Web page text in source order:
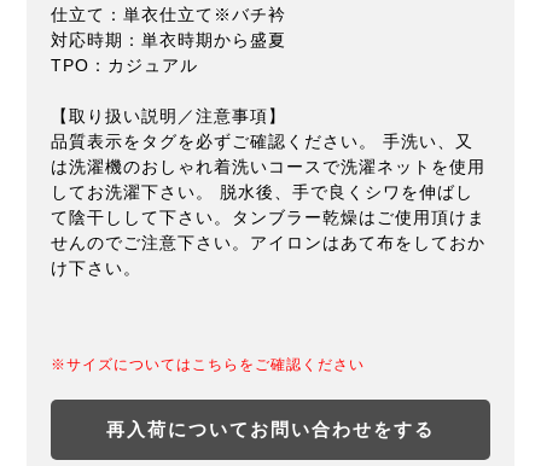
仕立て：単衣仕立て※バチ衿
対応時期：単衣時期から盛夏
TPO：カジュアル
【取り扱い説明／注意事項】
品質表示をタグを必ずご確認ください。 手洗い、又
は洗濯機のおしゃれ着洗いコースで洗濯ネットを使用
してお洗濯下さい。 脱水後、手で良くシワを伸ばし
て陰干しして下さい。タンブラー乾燥はご使用頂けま
せんのでご注意下さい。アイロンはあて布をしておか
け下さい。
※サイズについてはこちらをご確認ください
再入荷についてお問い合わせをする